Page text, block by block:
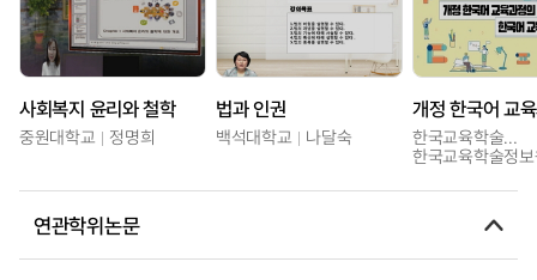
사회복지 윤리와 철학
중원대학교 정명희
법과 인권
백석대학교 나달숙
한국교육학술정보원
한국교육학술정
연관학위논문